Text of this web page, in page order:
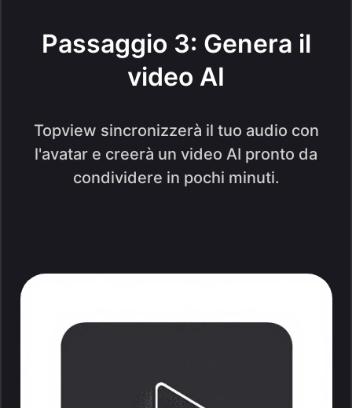
Passaggio 3: Genera il
video AI
Topview sincronizzerà il tuo audio con
l'avatar e creerà un video AI pronto da
condividere in pochi minuti.